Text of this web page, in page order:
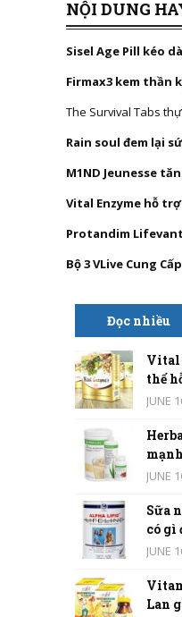
NỘI DUNG
Sisel Age Pill kéo
Firmax3 kem thần
The Survival Tabs
Rain soul đem lại
M1ND Jeunesse
Vital Enzyme hỗ
Protandim
Bộ 3 VLive Cung
Đọc nhiều
Vital
thể
JUNE
JUNE
Sữa
có gì
JUNE
Lan